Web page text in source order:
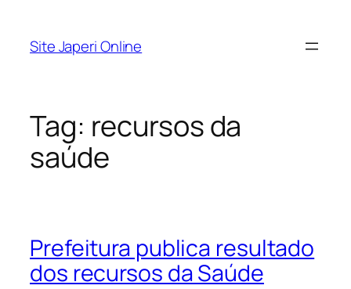
Site Japeri Online
Tag: recursos da
saúde
Prefeitura publica resultado
dos recursos da Saúde